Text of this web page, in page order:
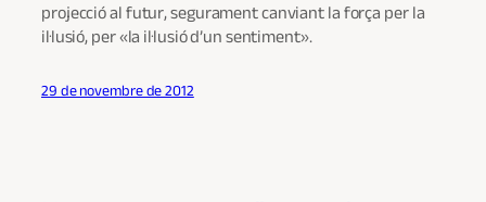
projecció al futur, segurament canviant la força per la
il·lusió, per «la il·lusió d’un sentiment».
29 de novembre de 2012